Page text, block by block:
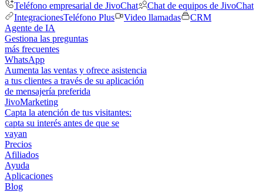
Teléfono empresarial de JivoChat
Chat de equipos de JivoChat
IntegracionesTeléfono Plus Video llamadas
CRM
Agente de IA
Gestiona las preguntas
más frecuentes
WhatsApp
Aumenta las ventas y ofrece asistencia
a tus clientes a través de su aplicación
de mensajería preferida
JivoMarketing
Capta la atención de tus visitantes:
capta su interés antes de que se
vayan
Precios
Afiliados
Ayuda
Aplicaciones
Blog